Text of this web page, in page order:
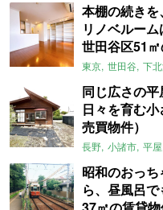
本棚の続き
リノベルー
世田谷区51
東京 世田谷 下
同じ広さの
日々を育む
売買物件）
長野 小諸市 平屋
昭和のおっ
ら、昼風呂